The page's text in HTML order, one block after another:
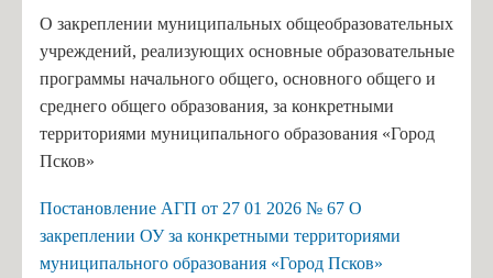
О закреплении муниципальных общеобразовательных
учреждений, реализующих основные образовательные
программы начального общего, основного общего и
среднего общего образования, за конкретными
территориями муниципального образования «Город
Псков»
Постановление АГП от 27 01 2026 № 67 О
закреплении ОУ за конкретными территориями
муниципального образования «Город Псков»